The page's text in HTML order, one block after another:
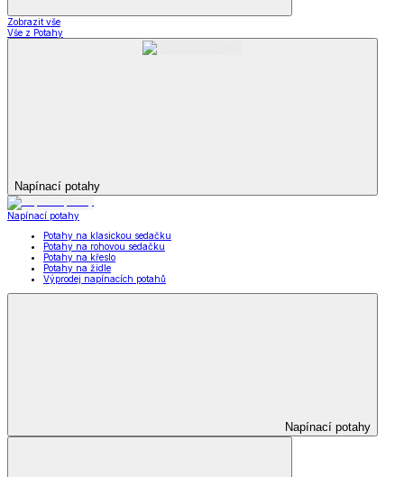
Zobrazit vše
Vše z Potahy
Napínací potahy
Napínací potahy
Potahy na klasickou sedačku
Potahy na rohovou sedačku
Potahy na křeslo
Potahy na židle
Výprodej napínacích potahů
Napínací potahy